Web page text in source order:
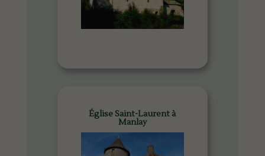
Église Saint-Laurent à
Manlay